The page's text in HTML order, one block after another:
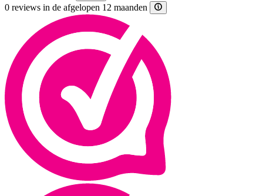
0 reviews in de afgelopen 12 maanden